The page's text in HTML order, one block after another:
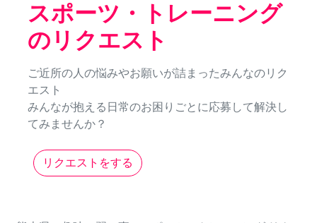
スポーツ・トレーニング
のリクエスト
ご近所の人の悩みやお願いが詰まったみんなのリク
エスト
みんなが抱える日常のお困りごとに応募して解決し
てみませんか？
リクエストをする